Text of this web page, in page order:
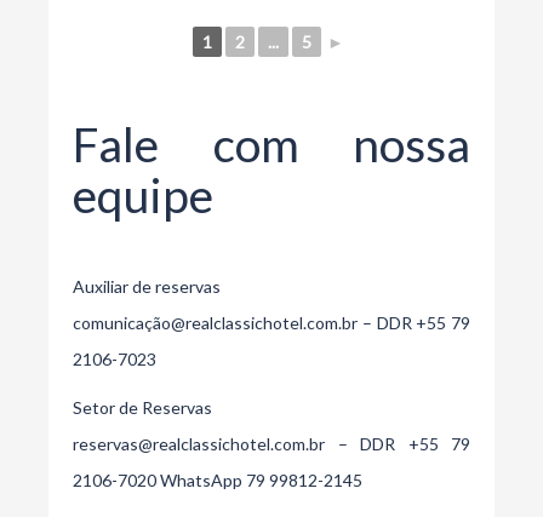
1 2 ... 5 ►
Fale com nossa
equipe
Auxiliar de reservas
comunicação@realclassichotel.com.br – DDR +55 79
2106-7023
Setor de Reservas
reservas@realclassichotel.com.br – DDR +55 79
2106-7020WhatsApp 79 99812-2145